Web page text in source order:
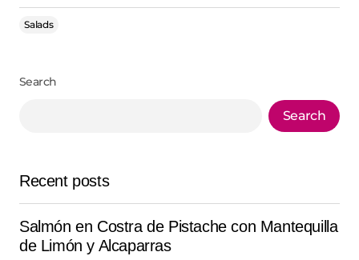
Salads
Search
Search
Recent posts
Salmón en Costra de Pistache con Mantequilla
de Limón y Alcaparras